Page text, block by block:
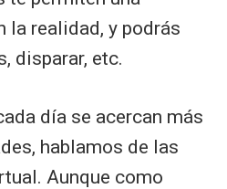
la realidad, y podrás
disparar, etc.
día se acercan más
hablamos de las
Aunque como